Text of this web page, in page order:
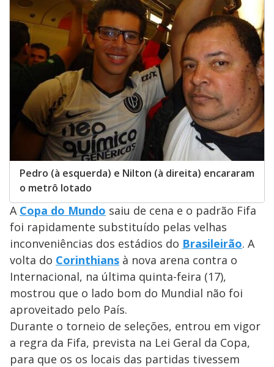
Pedro (à esquerda) e Nilton (à direita) encararam
o metrô lotado
A Copa do Mundo saiu de cena e o padrão Fifa
foi rapidamente substituído pelas velhas
inconveniências dos estádios do Brasileirão. A
volta do Corinthians à nova arena contra o
Internacional, na última quinta-feira (17),
mostrou que o lado bom do Mundial não foi
aproveitado pelo País.
Durante o torneio de seleções, entrou em vigor
a regra da Fifa, prevista na Lei Geral da Copa,
para que os os locais das partidas tivessem